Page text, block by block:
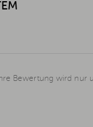
Bewertung wird nur